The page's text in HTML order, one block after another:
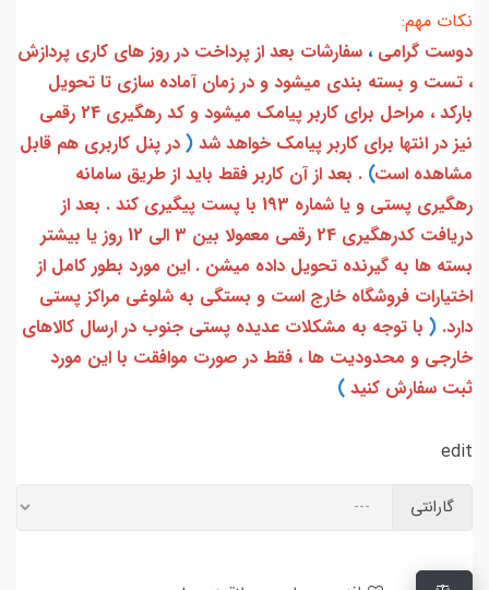
نکات مهم:
دوست گرامی ، سفارشات بعد از پرداخت در روز های کاری پردازش
، تست و بسته بندی میشود و در زمان آماده سازی تا تحویل
بارکد ، مراحل برای کاربر پیامک میشود و کد رهگیری 24 رقمی
نیز در انتها برای کاربر پیامک خواهد شد ( در پنل کاربری هم قابل
مشاهده است) . بعد از آن کاربر فقط باید از طریق سامانه
رهگیری پستی و یا شماره 193 با پست پیگیری کند . بعد از
دریافت کدرهگیری 24 رقمی معمولا بین 3 الی 12 روز یا بیشتر
بسته ها به گیرنده تحویل داده میشن . این مورد بطور کامل از
اختیارات فروشگاه خارج است و بستگی به شلوغی مراکز پستی
دارد. ( با توجه به مشکلات عدیده پستی جنوب در ارسال کالاهای
خارجی و محدودیت ها ، فقط در صورت موافقت با این مورد
ثبت سفارش کنید )
edit
گارانتی